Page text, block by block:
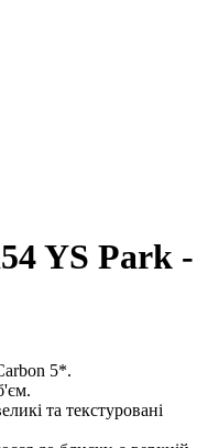
YS Park -
5*.
та текстуровані